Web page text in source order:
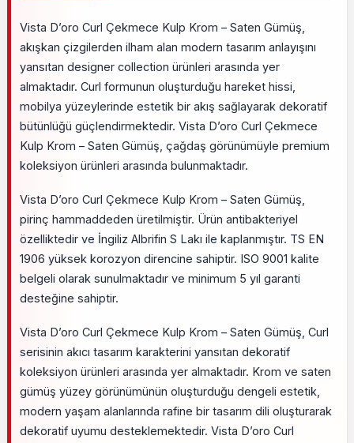
Vista D’oro Curl Çekmece Kulp Krom – Saten Gümüş,
akışkan çizgilerden ilham alan modern tasarım anlayışını
yansıtan designer collection ürünleri arasında yer
almaktadır. Curl formunun oluşturduğu hareket hissi,
mobilya yüzeylerinde estetik bir akış sağlayarak dekoratif
bütünlüğü güçlendirmektedir. Vista D’oro Curl Çekmece
Kulp Krom – Saten Gümüş, çağdaş görünümüyle premium
koleksiyon ürünleri arasında bulunmaktadır.
Vista D’oro Curl Çekmece Kulp Krom – Saten Gümüş,
pirinç hammaddeden üretilmiştir. Ürün antibakteriyel
özelliktedir ve İngiliz Albrifin S Lakı ile kaplanmıştır. TS EN
1906 yüksek korozyon direncine sahiptir. ISO 9001 kalite
belgeli olarak sunulmaktadır ve minimum 5 yıl garanti
desteğine sahiptir.
Vista D’oro Curl Çekmece Kulp Krom – Saten Gümüş, Curl
serisinin akıcı tasarım karakterini yansıtan dekoratif
koleksiyon ürünleri arasında yer almaktadır. Krom ve saten
gümüş yüzey görünümünün oluşturduğu dengeli estetik,
modern yaşam alanlarında rafine bir tasarım dili oluşturarak
dekoratif uyumu desteklemektedir. Vista D’oro Curl